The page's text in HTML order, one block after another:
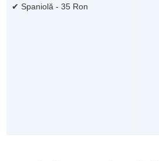
✔ Spaniolă - 35 Ron